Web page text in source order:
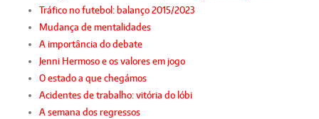
Tráfico no futebol: balanço 2015/2023
Mudança de mentalidades
A importância do debate
Jenni Hermoso e os valores em jogo
O estado a que chegámos
Acidentes de trabalho: vitória do lóbi
A semana dos regressos